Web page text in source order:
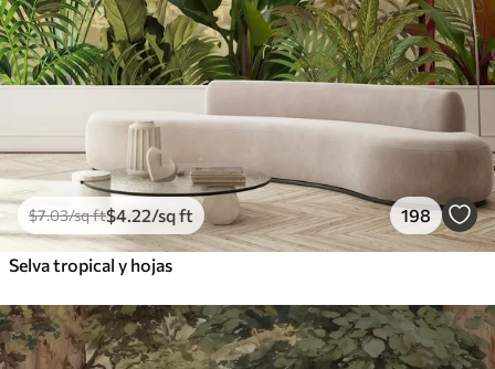
$7.03/sq ft$4 .22/sq ft 198
Selva tropical y hojas